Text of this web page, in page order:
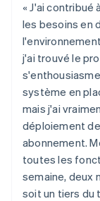
« J'ai contribué
les besoins en
j'ai trouvé le
système en
mais j'ai
déploiement
abonnement.
toutes les
semaine, deux
soit un tiers du